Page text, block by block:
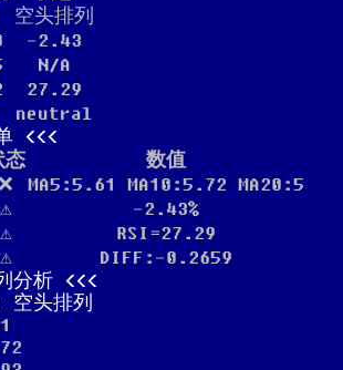
空头排列
-2.43
N/A
27.29
neutral
态
数值
MA5:5.61 MA10:5.72 MA20:5
⚠️
-2.43%
⚠️
RSI=27.29
⚠️
DIFF:-0.2659
分析
空头排列